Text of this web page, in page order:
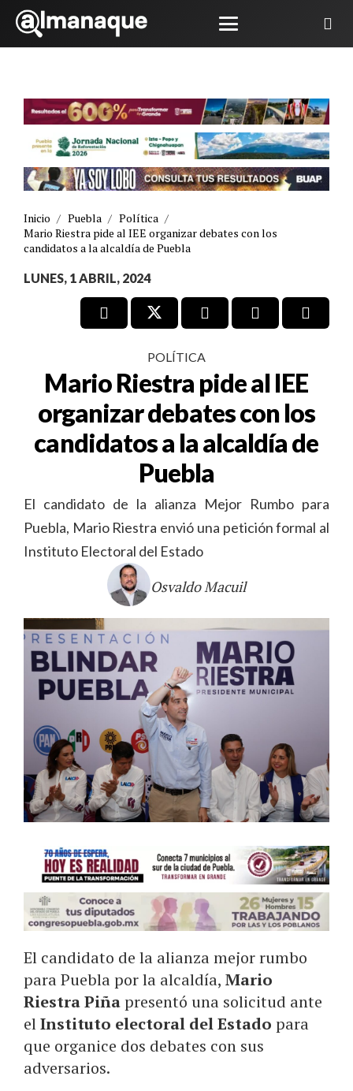
Inicio / Puebla / Política /
Mario Riestra pide al IEE organizar debates con los
candidatos a la alcaldía de Puebla
LUNES, 1 ABRIL, 2024
POLÍTICA
Mario Riestra pide al IEE
organizar debates con los
candidatos a la alcaldía de
Puebla
El candidato de la alianza Mejor Rumbo para
Puebla, Mario Riestra envió una petición formal al
Instituto Electoral del Estado
Osvaldo Macuil
El candidato de la alianza mejor rumbo
para Puebla por la alcaldía, Mario
Riestra Piñapresentó una solicitud ante
elInstituto electoral del Estado para
que organice dos debates con sus
adversarios.